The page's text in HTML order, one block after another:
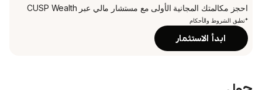
الأولى مع مستشار مالي عبر CUSP Wealth